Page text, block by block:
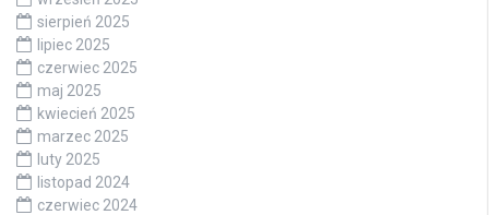
sierpień 2025
lipiec 2025
czerwiec 2025
maj 2025
kwiecień 2025
marzec 2025
luty 2025
listopad 2024
czerwiec 2024